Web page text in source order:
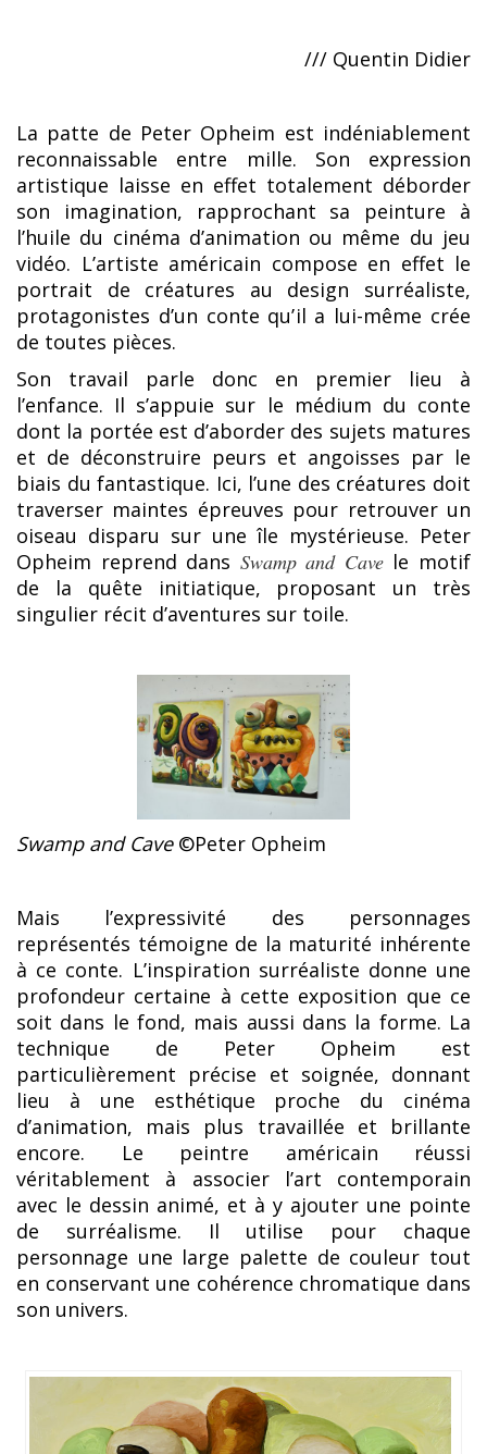
/// Quentin Didier
La patte de Peter Opheim est indéniablement
reconnaissable entre mille. Son expression
artistique laisse en effet totalement déborder
son imagination, rapprochant sa peinture à
l’huile du cinéma d’animation ou même du jeu
vidéo. L’artiste américain compose en effet le
portrait de créatures au design surréaliste,
protagonistes d’un conte qu’il a lui-même crée
de toutes pièces.
Son travail parle donc en premier lieu à
l’enfance. Il s’appuie sur le médium du conte
dont la portée est d’aborder des sujets matures
et de déconstruire peurs et angoisses par le
biais du fantastique. Ici, l’une des créatures doit
traverser maintes épreuves pour retrouver un
oiseau disparu sur une île mystérieuse. Peter
Opheim reprend dans Swamp and Cavele motif
de la quête initiatique, proposant un très
singulier récit d’aventures sur toile.
Swamp and Cave ©Peter Opheim
Mais l’expressivité des personnages
représentés témoigne de la maturité inhérente
à ce conte. L’inspiration surréaliste donne une
profondeur certaine à cette exposition que ce
soit dans le fond, mais aussi dans la forme. La
technique de Peter Opheim est
particulièrement précise et soignée, donnant
lieu à une esthétique proche du cinéma
d’animation, mais plus travaillée et brillante
encore. Le peintre américain réussi
véritablement à associer l’art contemporain
avec le dessin animé, et à y ajouter une pointe
de surréalisme. Il utilise pour chaque
personnage une large palette de couleur tout
en conservant une cohérence chromatique dans
son univers.